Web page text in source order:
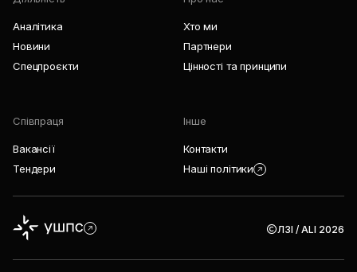
Аналітика
Новини
Спецпроєкти
Хто ми
Партнери
Цінності та принципи
Співпраця
Вакансії
Тендери
Інше
Контакти
Наші політики
ЛЗІ / ALI 2026